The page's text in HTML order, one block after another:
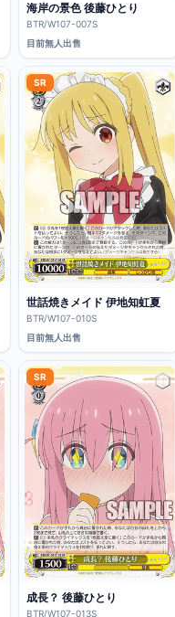
海岸の景色 後藤ひとり
BTR/W107-007S
目前無人出售
SR
世話焼きメイド 伊地知虹夏
BTR/W107-010S
目前無人出售
SR
成長？ 後藤ひとり
BTR/W107-013S